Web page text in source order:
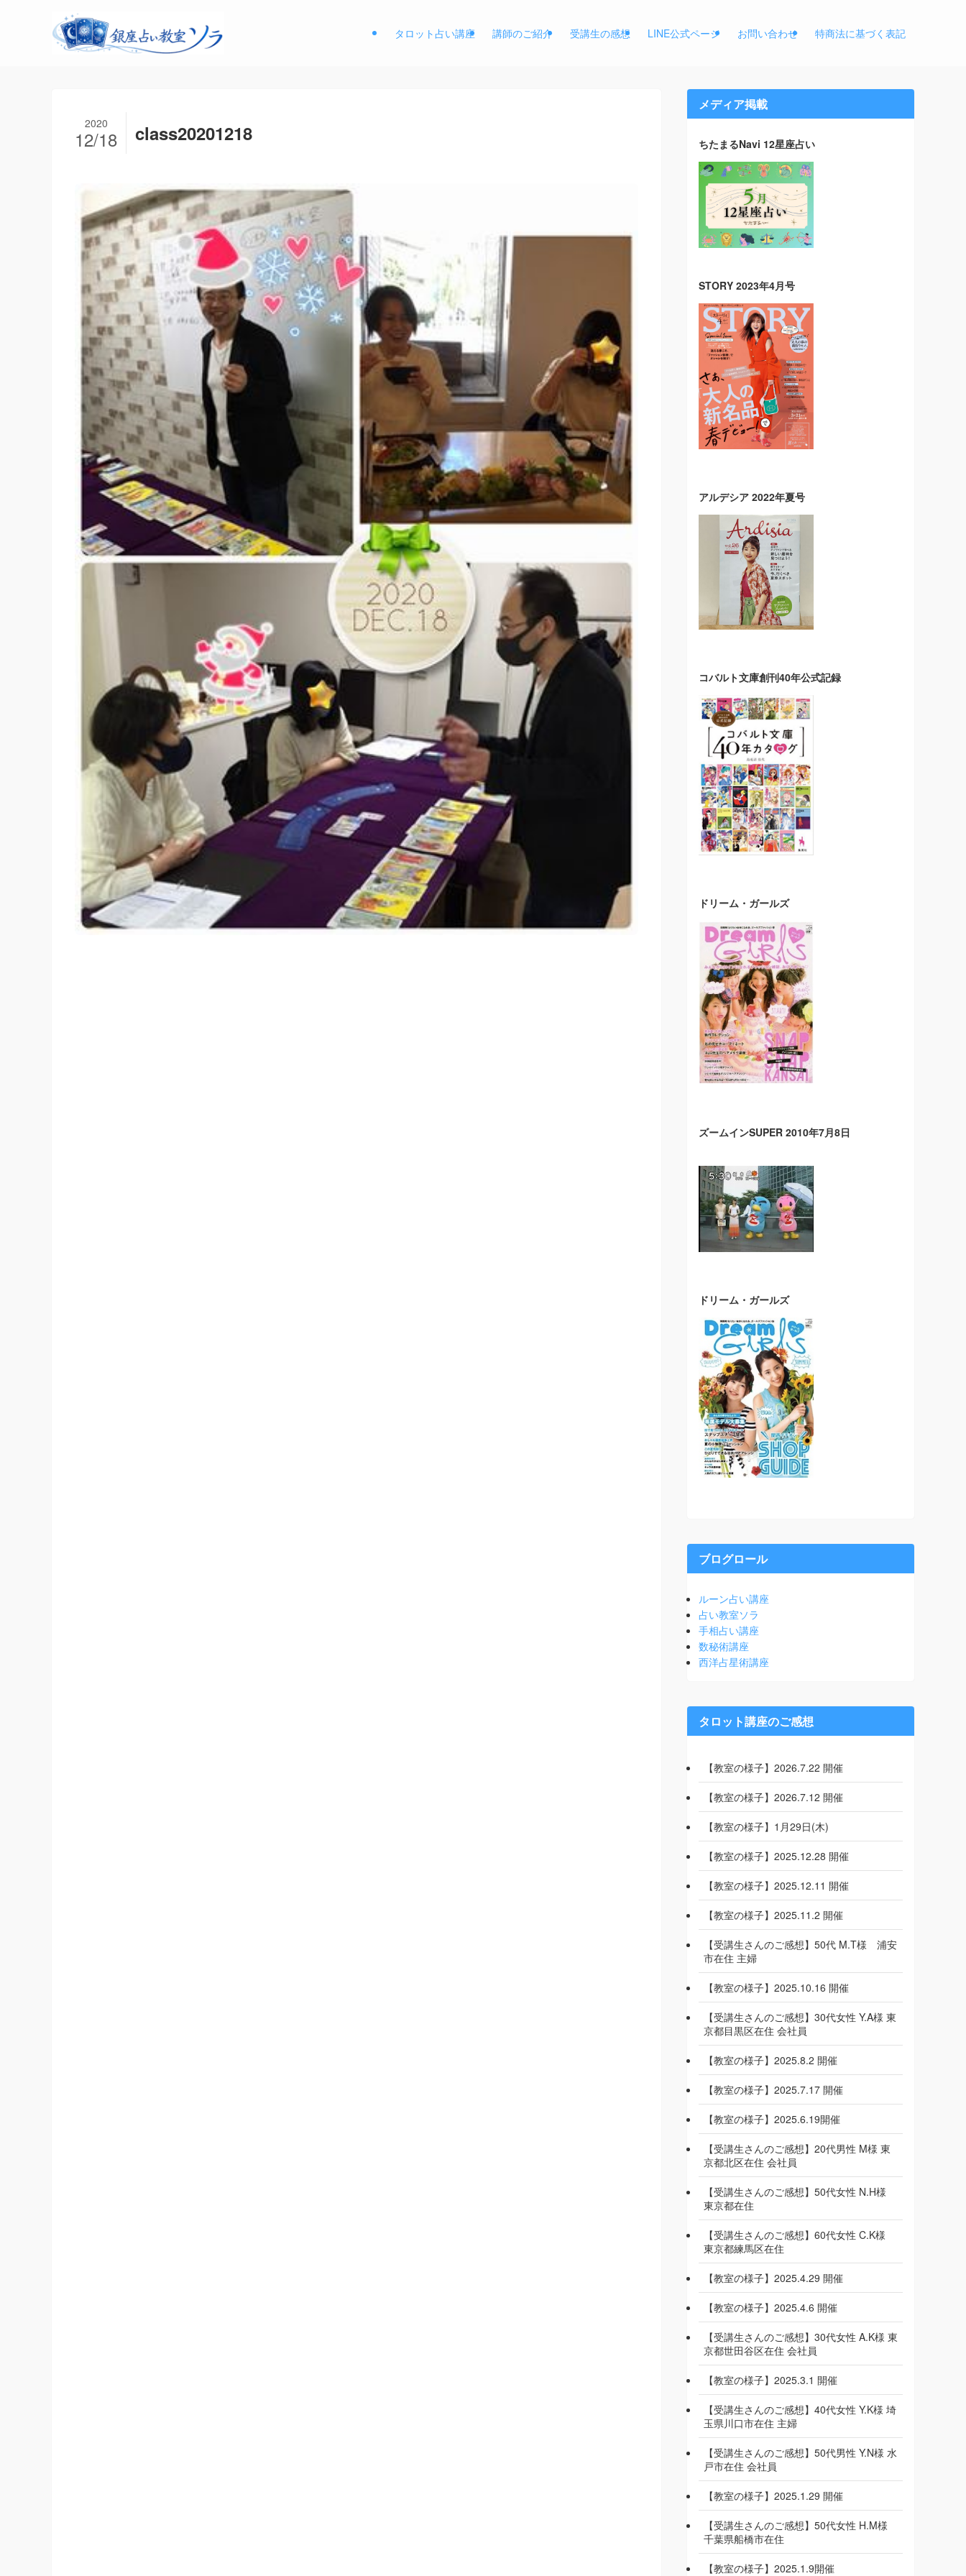
タロット占い講座 講師のご紹介 受講生の感想 LINE公式ページ お問い合わせ 特商法に基づく表記
class20201218
2020
12/18
メディア掲載
ちたまるNavi 12星座占い
STORY 2023年4月号
アルデシア 2022年夏号
コバルト文庫創刊40年公式記録
ドリーム・ガールズ
ズームインSUPER 2010年7月8日
ドリーム・ガールズ
ブログロール
ルーン占い講座
占い教室ソラ
手相占い講座
数秘術講座
西洋占星術講座
タロット講座のご感想
【教室の様子】2026.7.22 開催
【教室の様子】2026.7.12 開催
【教室の様子】1月29日(木)
【教室の様子】2025.12.28 開催
【教室の様子】2025.12.11 開催
【教室の様子】2025.11.2 開催
【受講生さんのご感想】50代 M.T様 浦安
市在住 主婦
【教室の様子】2025.10.16 開催
【受講生さんのご感想】30代女性 Y.A様 東
京都目黒区在住 会社員
【教室の様子】2025.8.2 開催
【教室の様子】2025.7.17 開催
【教室の様子】2025.6.19開催
【受講生さんのご感想】20代男性 M様 東
京都北区在住 会社員
【受講生さんのご感想】50代女性 N.H様
東京都在住
【受講生さんのご感想】60代女性 C.K様
東京都練馬区在住
【教室の様子】2025.4.29 開催
【教室の様子】2025.4.6 開催
【受講生さんのご感想】30代女性 A.K様 東
京都世田谷区在住 会社員
【教室の様子】2025.3.1 開催
【受講生さんのご感想】40代女性 Y.K様 埼
玉県川口市在住 主婦
【受講生さんのご感想】50代男性 Y.N様 水
戸市在住 会社員
【教室の様子】2025.1.29 開催
【受講生さんのご感想】50代女性 H.M様
千葉県船橋市在住
【教室の様子】2025.1.9開催